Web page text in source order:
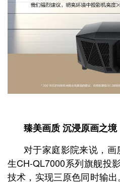
臻美画质 沉浸原画之境
对于家庭影院来说，
生CH-QL7000系列旗舰投
技术，实现三原色同时输